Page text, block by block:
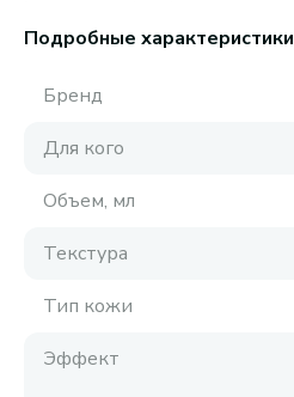
Подробные характеристики
Бренд
Для кого
Объем, мл
Текстура
Тип кожи
Эффект